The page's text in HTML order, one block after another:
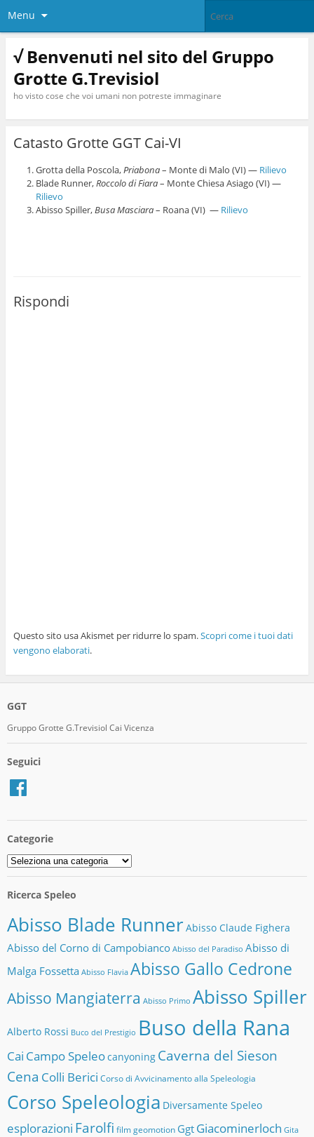
Menu
√ Benvenuti nel sito del Gruppo
Grotte G.Trevisiol
ho visto cose che voi umani non potreste immaginare
Catasto Grotte GGT Cai-VI
Grotta della Poscola,Priabona– Monte di Malo (VI) — Rilievo
Blade Runner,Roccolo di Fiara– Monte Chiesa Asiago (VI) —
Rilievo
Abisso Spiller,Busa Masciara– Roana (VI) — Rilievo
Rispondi
Questo sito usa Akismet per ridurre lo spam.Scopri come i tuoi dati
vengono elaborati.
GGT
Gruppo Grotte G.Trevisiol Cai Vicenza
Seguici
Facebook
Categorie
Categorie
Ricerca Speleo
Abisso Blade RunnerAbisso Claude Fighera
Abisso del Corno di Campobianco Abisso del Paradiso Abisso di
Malga Fossetta Abisso Flavia Abisso Gallo Cedrone
Abisso Mangiaterra Abisso Primo Abisso Spiller
Alberto Rossi Buco del Prestigio Buso della Rana
Cai Campo Speleocanyoning Caverna del Sieson
Cena Colli Berici Corso di Avvicinamento alla Speleologia
Corso Speleologia Diversamente Speleo
esplorazioni Farolfi film geomotion Ggt Giacominerloch Gita